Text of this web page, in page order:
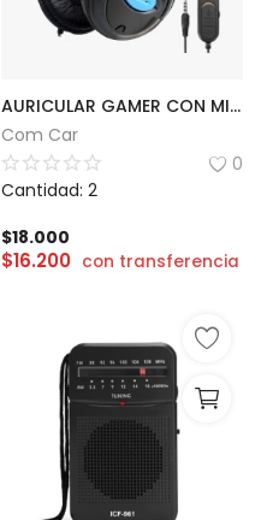
AURICULAR GAMER CON MIC KNUP | KP-352
Com Car
0
Cantidad: 2
$18.000
$16.200 con transferencia